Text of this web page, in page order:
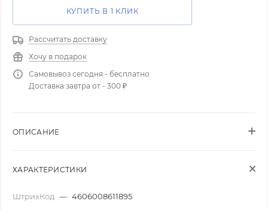
КУПИТЬ В 1 КЛИК
Рассчитать доставку
Хочу в подарок
Самовывоз сегодня - бесплатно
Доставка завтра от - 300 ₽
ОПИСАНИЕ
ХАРАКТЕРИСТИКИ
ШтрихКод — 4606008611895